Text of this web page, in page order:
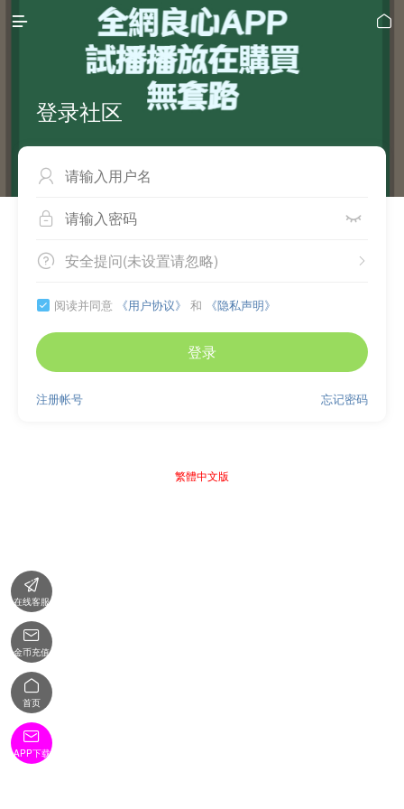
 
登录社区

 
 
安全提问(未设置请忽略)
 阅读并同意 《用户协议》 和 《隐私声明》
登录
忘记密码
注册帐号
繁體中文版

在线客服

金币充值

首页

APP下载